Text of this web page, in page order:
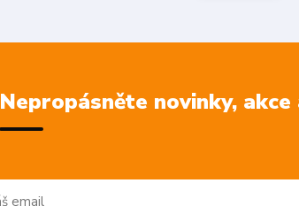
Nepropásněte novinky, akce